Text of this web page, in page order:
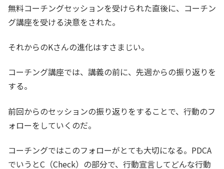
無料コーチングセッションを受けられた直後に、コーチン
グ講座を受ける決意をされた。
それからのKさんの進化はすさまじい。
コーチング講座では、講義の前に、先週からの振り返りを
する。
前回からのセッションの振り返りをすることで、行動のフ
ォローをしていくのだ。
コーチングではこのフォローがとても大切になる。PDCA
でいうとC（Check）の部分で、行動宣言してどんな行動